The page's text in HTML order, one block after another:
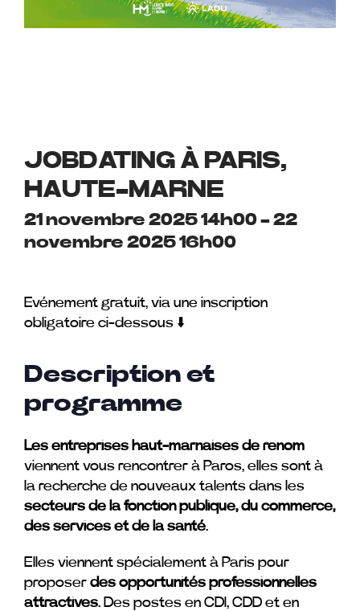
JOBDATING À PARIS,
HAUTE-MARNE
21 novembre 2025 14h00-22
novembre 2025 16h00
Evénement gratuit, via une inscription
obligatoire ci-dessous ⬇️
Description et
programme
Les entreprises haut-marnaises de renom
viennent vous rencontrer à Paros, elles sont à
la recherche de nouveaux talents dans les
secteurs de la fonction publique, du commerce,
des services et de la santé.
Elles viennent spécialement à Paris pour
proposer des opportunités professionnelles
attractives. Des postes en CDI, CDD et en